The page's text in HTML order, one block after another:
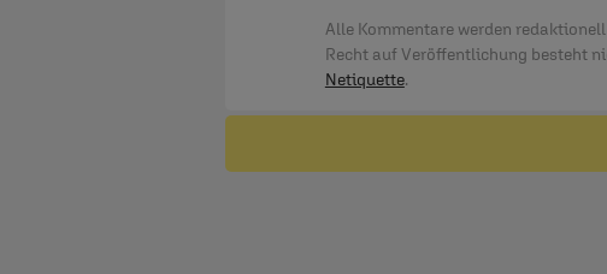
Alle Kommentare werden
Recht auf Veröffentlichung besteht
Netiquette.